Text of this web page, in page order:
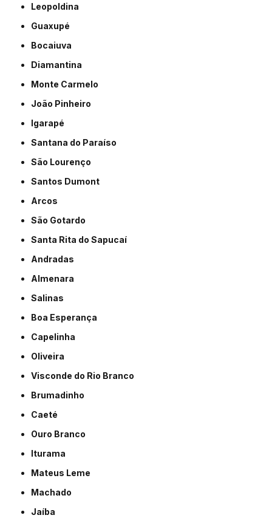
Leopoldina
Guaxupé
Bocaiuva
Diamantina
Monte Carmelo
João Pinheiro
Igarapé
Santana do Paraíso
São Lourenço
Santos Dumont
Arcos
São Gotardo
Santa Rita do Sapucaí
Andradas
Almenara
Salinas
Boa Esperança
Capelinha
Oliveira
Visconde do Rio Branco
Brumadinho
Caeté
Ouro Branco
Iturama
Mateus Leme
Machado
Jaíba